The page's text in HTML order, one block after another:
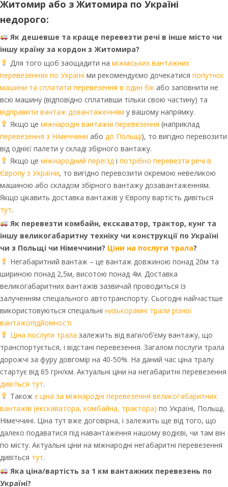
Житомир або з Житомира по Україні
недорого:
Як дешевше та краще перевезти речі в інше місто чи
іншу країну за кордон з Житомира?
Для того щоб заощадити на міжміських вантажних
перевезеннях по Україні ми рекомендуємо дочекатися попутної
машини та сплатити перевезення в один бік або заповнити не
всю машину (відповідно сплативши тільки свою частину) та
відправити вантаж довантаженням у вашому напрямку.
Якщо це міжнародні вантажні перевезення (наприклад
перевезення з Німеччини або до Польщі), то вигідно перевозити
від однієї палети у складі збірного вантажу.
Якщо це міжнародний переїзді потрібно перевезти речі в
Європу з України, то вигідно перевозити окремою невеликою
машиною або складом збірного вантажу дозавантаженням.
Якщо цікавить доставка вантажів у Європу вартість дивіться
тут.
Як перевезти комбайн, екскаватор, трактор, кунг та
іншу великогабаритну техніку чи конструкції по Україні
чи з Польщі чи Німеччини? Ціни на послуги трала?
Негабаритний вантаж – це вантаж довжиною понад 20м та
шириною понад 2,5м, висотою понад 4м. Доставка
великогабаритних вантажів зазвичай проводиться із
залученням спеціального автотранспорту. Сьогодні найчастіше
використовуються спеціальні низькорамні трали різної
вантажопідйомності
Ціна послуги трала залежить від ваги/об’єму вантажу, що
транспортується, і відстані перевезення. Загалом послуги трала
дорожчі за фуру довгомір на 40-50%. На даний час ціна тралу
стартує від 65 грн/км. Актуальні ціни на негабаритні перевезення
дивіться тут.
Також є ціна за міжнародні перевезення великогабаритних
вантажів (екскаватора, комбайна, трактора) по Україні, Польщі,
Німеччині. Ціна тут вже договірна, і залежить ще від того, що
далеко подаватися під навантаження нашому водієві, чи там він
по місту. Актуальні ціни на міжнародні негабаритні перевезення
дивіться тут.
Яка ціна/вартість за 1 км вантажних перевезень по
Україні?